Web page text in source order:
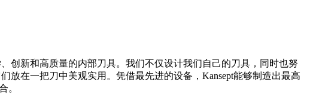
创新和高质量的内部刀具。我们不仅设计我们自己的刀具，同时也努
放在一把刀中美观实用。凭借最先进的设备，Kansept能够制造出最高
。